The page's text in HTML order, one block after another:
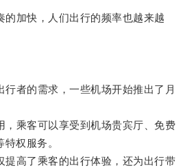
加快，人们出行的频率也越来越
者的需求，一些机场开始推出了月
乘客可以享受到机场贵宾厅、免费
权服务。
高了乘客的出行体验，还为出行带